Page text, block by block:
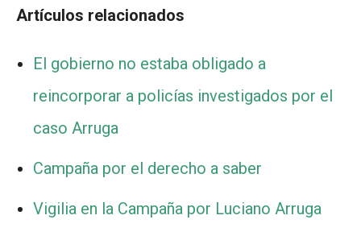
Artículos relacionados
El gobierno no estaba obligado a
reincorporar a policías investigados por el
caso Arruga
Campaña por el derecho a saber
Vigilia en la Campaña por Luciano Arruga